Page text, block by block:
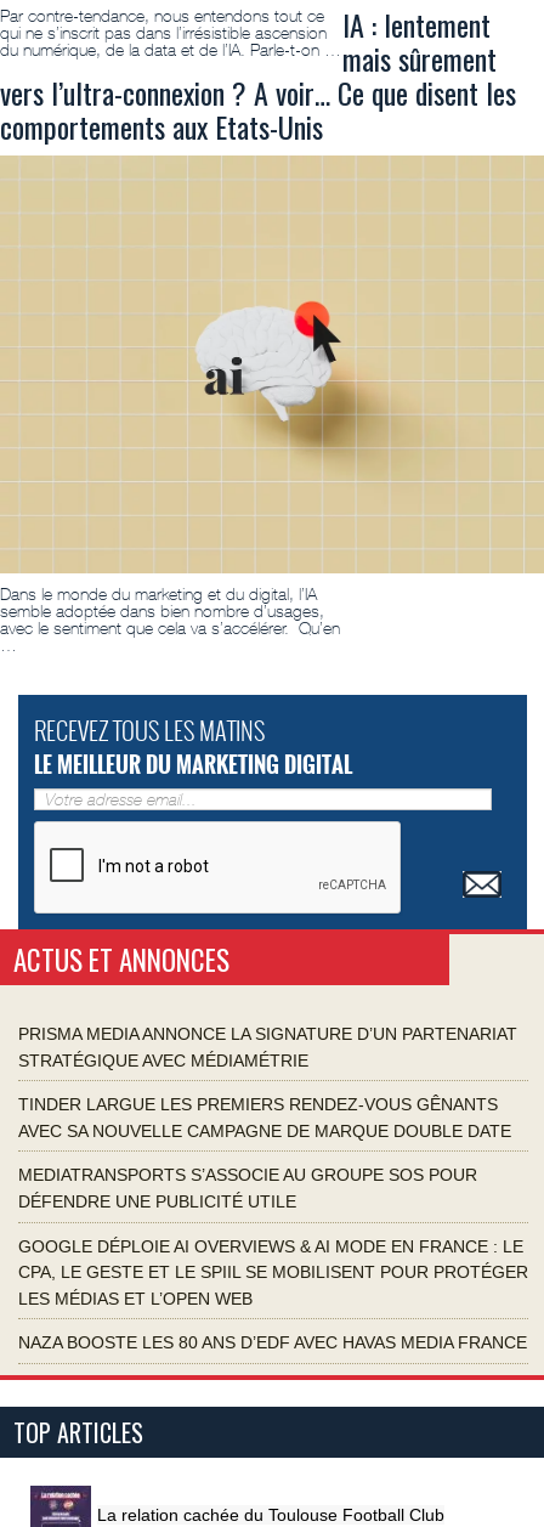
Par contre-tendance, nous entendons tout ce
qui ne s’inscrit pas dans l’irrésistible ascension
du numérique, de la data et de l’IA. Parle-t-on …
IA : lentement
mais sûrement
vers l’ultra-connexion ? A voir… Ce que disent les
comportements aux Etats-Unis
Dans le monde du marketing et du digital, l’IA
semble adoptée dans bien nombre d’usages,
avec le sentiment que cela va s’accélérer. Qu’en
…
RECEVEZ TOUS LES MATINS
LE MEILLEUR DU MARKETING DIGITAL
ACTUS ET ANNONCES
PRISMA MEDIA ANNONCE LA SIGNATURE D’UN PARTENARIAT
STRATÉGIQUE AVEC MÉDIAMÉTRIE
TINDER LARGUE LES PREMIERS RENDEZ-VOUS GÊNANTS
AVEC SA NOUVELLE CAMPAGNE DE MARQUE DOUBLE DATE
MEDIATRANSPORTS S’ASSOCIE AU GROUPE SOS POUR
DÉFENDRE UNE PUBLICITÉ UTILE
GOOGLE DÉPLOIE AI OVERVIEWS & AI MODE EN FRANCE : LE
CPA, LE GESTE ET LE SPIIL SE MOBILISENT POUR PROTÉGER
LES MÉDIAS ET L’OPEN WEB
NAZA BOOSTE LES 80 ANS D’EDF AVEC HAVAS MEDIA FRANCE
TOP ARTICLES
La relation cachée du Toulouse Football Club